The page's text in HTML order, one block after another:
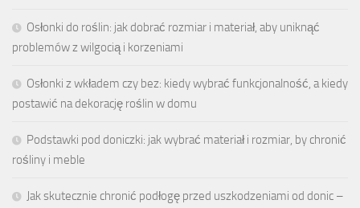
Osłonki do roślin: jak dobrać rozmiar i materiał, aby uniknąć
problemów z wilgocią i korzeniami
Osłonki z wkładem czy bez: kiedy wybrać funkcjonalność, a kiedy
postawić na dekorację roślin w domu
Podstawki pod doniczki: jak wybrać materiał i rozmiar, by chronić
rośliny i meble
Jak skutecznie chronić podłogę przed uszkodzeniami od donic –